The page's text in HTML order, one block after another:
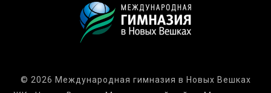
© 2026 Международная гимназия в Новых Вешках